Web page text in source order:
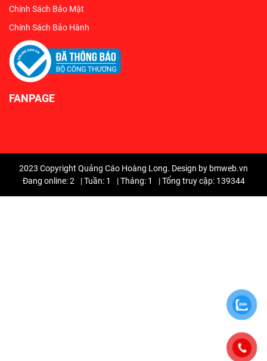
Chính Sách Bảo Mật
Chính Sách Bảo Hành
FANPAGE
2023 Copyright Quảng Cáo Hoàng Long. Design by bmweb.vn
Đang online: 2
|Tuần: 1 |Tháng: 1 |Tổng truy cập: 139344